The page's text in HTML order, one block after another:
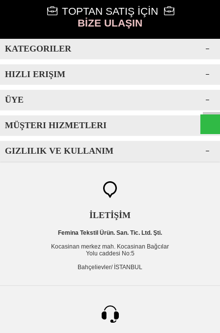
TOPTAN SATIŞ İÇİN
BİZE ULAŞIN
KATEGORILER
HIZLI ERIŞIM
ÜYE
MÜŞTERI HIZMETLERI
GIZLILIK VE KULLANIM
İLETİŞİM
Femina Tekstil Ürün. San. Tic. Ltd. Şti.
Kocasinan merkez mah. Kocasinan Bağcılar
Yolu caddesi No:5
Bahçelievler/ İSTANBUL
W
h
t
s
a
p
p
D
e
s
e
H
a
t
t